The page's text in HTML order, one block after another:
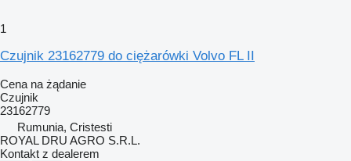
1
Czujnik 23162779 do ciężarówki Volvo FL II
Cena na żądanie
Czujnik
23162779
Rumunia, Cristesti
ROYAL DRU AGRO S.R.L.
Kontakt z dealerem